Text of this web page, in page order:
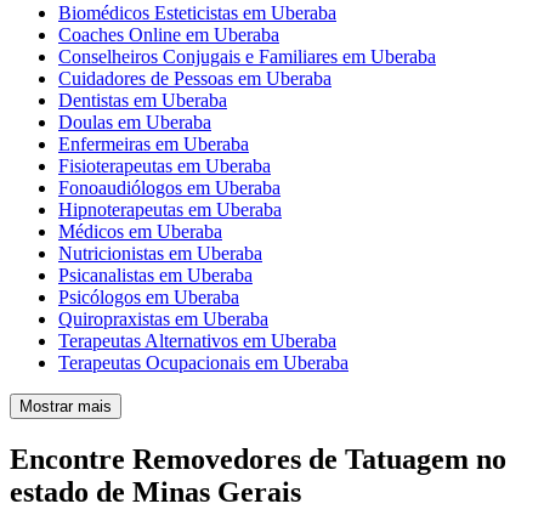
Biomédicos Esteticistas em Uberaba
Coaches Online em Uberaba
Conselheiros Conjugais e Familiares em Uberaba
Cuidadores de Pessoas em Uberaba
Dentistas em Uberaba
Doulas em Uberaba
Enfermeiras em Uberaba
Fisioterapeutas em Uberaba
Fonoaudiólogos em Uberaba
Hipnoterapeutas em Uberaba
Médicos em Uberaba
Nutricionistas em Uberaba
Psicanalistas em Uberaba
Psicólogos em Uberaba
Quiropraxistas em Uberaba
Terapeutas Alternativos em Uberaba
Terapeutas Ocupacionais em Uberaba
Mostrar mais
Encontre Removedores de Tatuagem no
estado de Minas Gerais